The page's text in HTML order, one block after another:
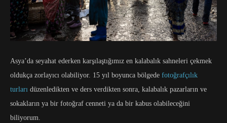
Asya’da seyahat ederken karşılaştığımız en kalabalık sahneleri çekmek
oldukça zorlayıcı olabiliyor. 15 yıl boyunca bölgede fotoğrafçılık
turları düzenledikten ve ders verdikten sonra, kalabalık pazarların ve
sokakların ya bir fotoğraf cenneti ya da bir kabus olabileceğini
biliyorum.